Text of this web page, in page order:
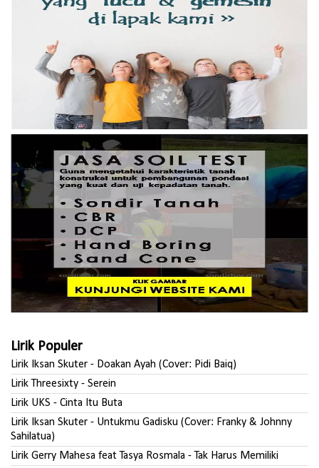
Lirik Populer
Lirik Iksan Skuter - Doakan Ayah (Cover: Pidi Baiq)
Lirik Threesixty - Serein
Lirik UKS - Cinta Itu Buta
Lirik Iksan Skuter - Untukmu Gadisku (Cover: Franky & Johnny
Sahilatua)
Lirik Gerry Mahesa feat Tasya Rosmala - Tak Harus Memiliki